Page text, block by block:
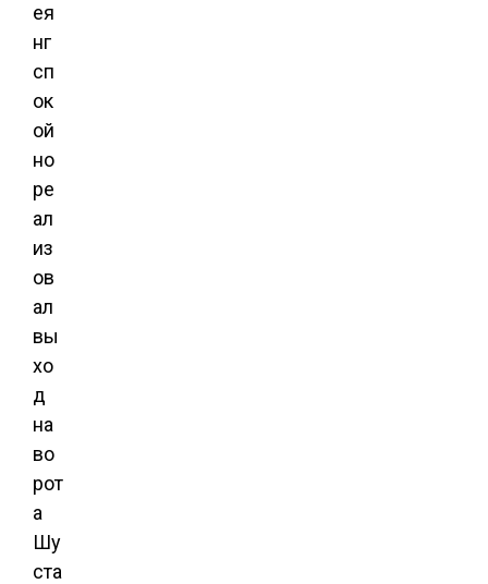
ея
нг
сп
ок
ой
но
ре
ал
из
ов
ал
вы
хо
д
на
во
рот
а
Шу
ста